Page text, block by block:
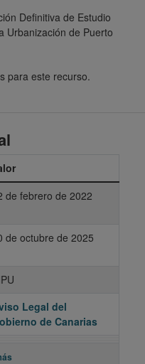
Definitiva de Estudio
Urbanización de Puerto
para este recurso.
de febrero de 2022
de octubre de 2025
Legal del
de Canarias